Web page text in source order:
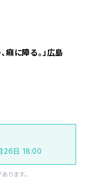
癪に障る。」広島
26日 18:00
ります。